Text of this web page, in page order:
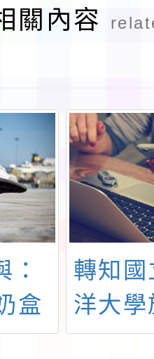
關內容
盒
」
轉知
洋大
磨課